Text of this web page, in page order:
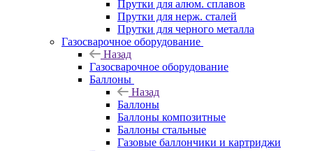
Прутки для алюм. сплавов
Прутки для нерж. сталей
Прутки для черного металла
Газосварочное оборудование
Назад
Газосварочное оборудование
Баллоны
Назад
Баллоны
Баллоны композитные
Баллоны стальные
Газовые баллончики и картриджи